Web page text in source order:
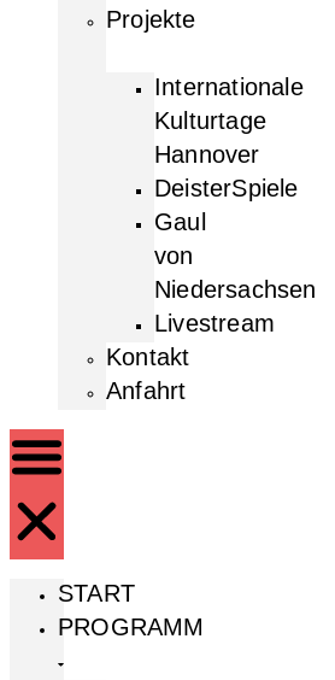
Projekte
Internationale
Kulturtage
Hannover
DeisterSpiele
Gaul
von
Niedersachsen
Livestream
Kontakt
Anfahrt
START
PROGRAMM